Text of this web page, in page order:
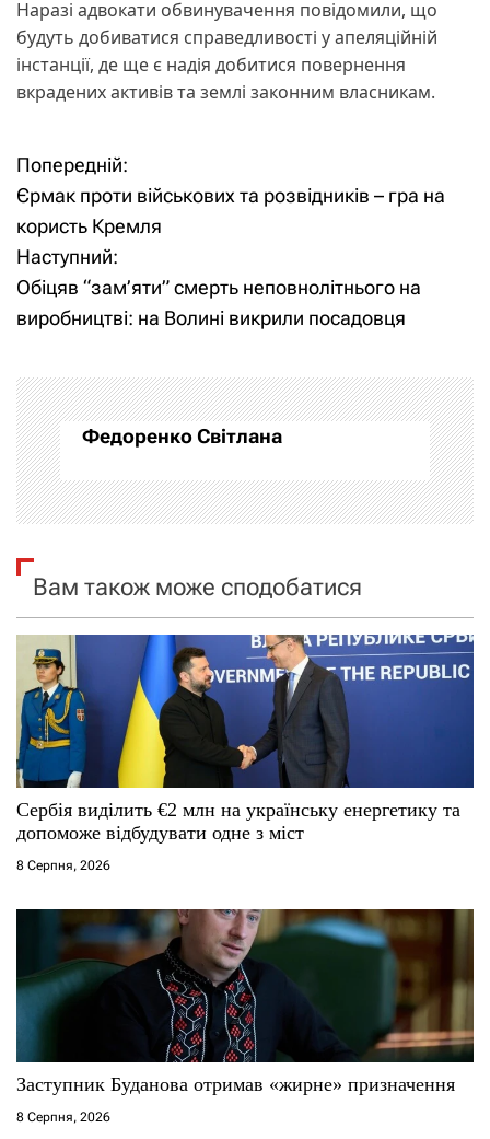
Наразі адвокати обвинувачення повідомили, що
будуть добиватися справедливості у апеляційній
інстанції, де ще є надія добитися повернення
вкрадених активів та землі законним власникам.
Н
а
в
і
а
ц
і
а
п
и
с
і
в
Попередній:
Єрмак проти військових та розвідників – гра на
користь Кремля
Наступний:
Обіцяв “зам’яти” смерть неповнолітнього на
виробництві: на Волині викрили посадовця
Федоренко Світлана
Вам також може сподобатися
Сербія виділить €2 млн на українську енергетику та
допоможе відбудувати одне з міст
8 Серпня, 2026
Заступник Буданова отримав «жирне» призначення
8 Серпня, 2026